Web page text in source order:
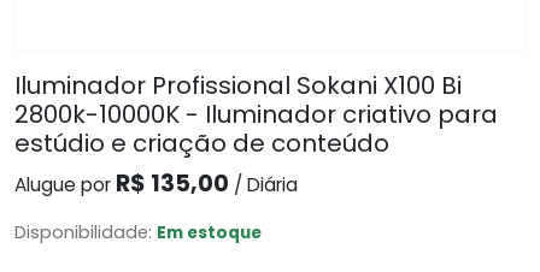
Iluminador Profissional Sokani X100 Bi
2800k-10000K - Iluminador criativo para
estúdio e criação de conteúdo
Alugue por R$ 135,00 / Diária
Disponibilidade: Em estoque